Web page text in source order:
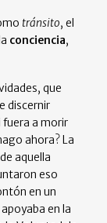
tránsito, el
conciencia,
que
discernir
fuera a morir
ahora? La
aquella
eso
en un
en la